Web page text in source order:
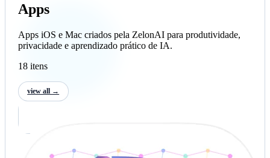
Apps
Apps iOS e Mac criados pela ZelonAI para produtividade,
privacidade e aprendizado prático de IA.
18 itens
view all →